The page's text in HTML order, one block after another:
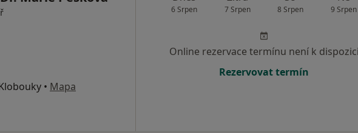
• Mapa
6 Srpen 7 Srpen 8 Srpen 9 Srpen
Online rezervace termínu není k dispozici
Rezervovat termín